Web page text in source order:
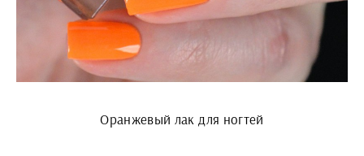
Оранжевый лак для ногтей